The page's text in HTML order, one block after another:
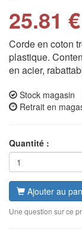
25.81 €
Corde en coton
plastique.
en acier,
Stock magasin
Retrait en
Quantité :
Ajouter au
Une question sur ce